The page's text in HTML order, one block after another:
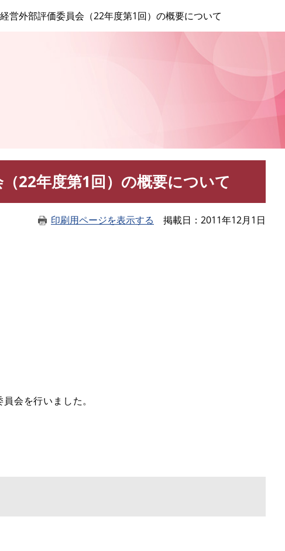
営外部評価委員会（22年度第1回）の概要について
22年度第1回）の概要について
印刷用ページを表示する 掲載日 2011年12月1日
会を行いました。